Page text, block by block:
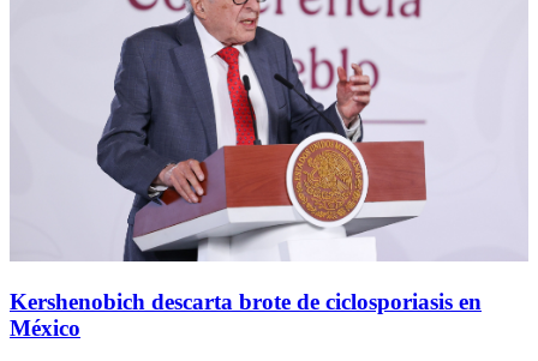
Kershenobich descarta brote de ciclosporiasis en
México